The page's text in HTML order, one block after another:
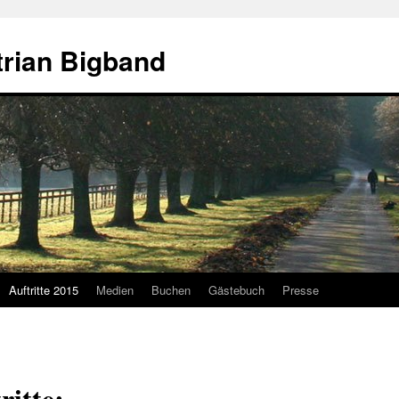
Bigband
Auftritte 2015 Medien Buchen Gästebuch Presse